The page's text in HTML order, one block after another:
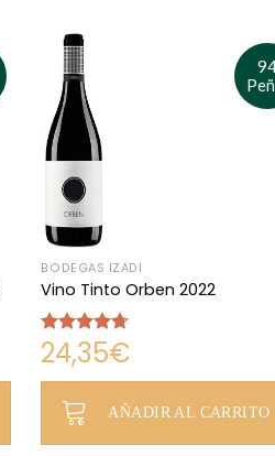
BODEGAS IZADI
Vino Tinto Orben 2022
Valorado
con4.69
de 5
24,35€
AÑADIR AL CARRITO